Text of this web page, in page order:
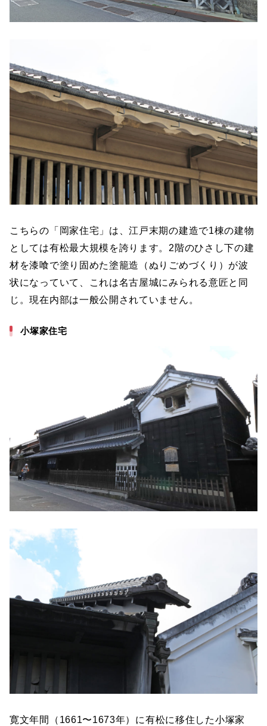
こちらの「岡家住宅」は、江戸末期の建造で1棟の建物
としては有松最大規模を誇ります。2階のひさし下の建
材を漆喰で塗り固めた塗籠造（ぬりごめづくり）が波
状になっていて、これは名古屋城にみられる意匠と同
じ。現在内部は一般公開されていません。
小塚家住宅
寛文年間（1661〜1673年）に有松に移住した小塚家